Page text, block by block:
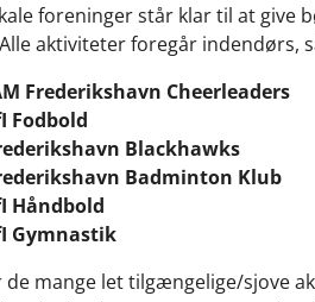
foreninger står klar til at give
aktiviteter foregår indendørs,
Frederikshavn Cheerleaders
Fodbold
Blackhawks
Badminton Klub
Håndbold
Gymnastik
de mange let tilgængelige/sjove